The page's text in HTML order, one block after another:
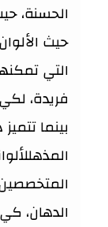
الحسنة،
حيث
التي
فريدة،
بينما
الدهان،